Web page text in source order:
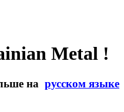
Metal !
на русском языке